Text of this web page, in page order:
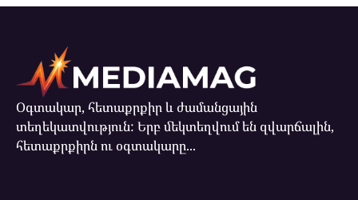
Օգտակար, հետաքրքիր և ժամանցային
տեղեկատվություն: Երբ մեկտեղվում են զվարճալին,
հետաքրքիրն ու օգտակարը...